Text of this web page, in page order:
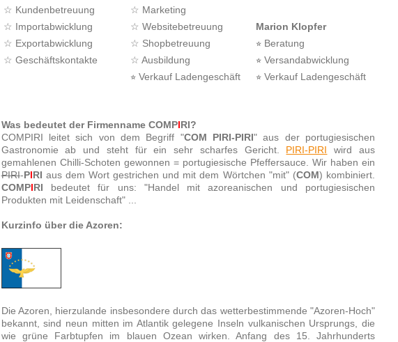
☆ Kundenbetreuung
☆ Marketing
☆ Importabwicklung
☆ Websitebetreuung
Marion Klopfer
☆ Exportabwicklung
☆ Shopbetreuung
⭐︎ Beratung
☆ Geschäftskontakte
☆ Ausbildung
⭐︎ Versandabwicklung
⭐︎ Verkauf Ladengeschäft
⭐︎ Verkauf Ladengeschäft
Was bedeutet der Firmenname COMPI RI?
COMPIRI leitet sich von dem Begriff "COM PIRI-PIRI " aus der portugiesischen
Gastronomie ab und steht für ein sehr scharfes Gericht.
PIRI-PIRI
wird aus
gemahlenen Chilli-Schoten gewonnen = portugiesische Pfeffersauce. Wir haben ein
PIRI- PI RI aus dem Wort gestrichen und mit dem Wörtchen "mit" (COM ) kombiniert.
COMPI RI
bedeutet für uns: "Handel mit azoreanischen und portugiesischen
Produkten mit Leidenschaft" ...
Kurzinfo über die Azoren:
Die Azoren, hierzulande insbesondere durch das wetterbestimmende "Azoren-Hoch"
bekannt, sind neun mitten im Atlantik gelegene Inseln vulkanischen Ursprungs, die
wie grüne Farbtupfen im blauen Ozean wirken. Anfang des 15. Jahrhunderts